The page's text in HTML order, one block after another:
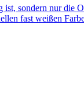
ist, sondern nur
fast weißen